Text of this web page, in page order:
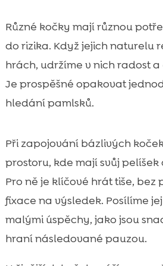
Různé kočky mají různou
do rizika. Když jejich naturelu
hrách, udržíme v nich radost a
Je prospěšné opakovat
hledání pamlsků.
Při zapojování bázlivých
prostoru, kde mají svůj
Pro ně je klíčové hrát tiše, bez
fixace na výsledek. Posílíme
malými úspěchy, jako jsou
hraní následované pauzou.